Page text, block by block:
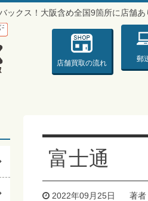
ックス！大阪含め全国9箇所に店舗あ
モバックス♪♪♪〜
店舗買取の流れ 郵
富士通
2022年09月25日 著者